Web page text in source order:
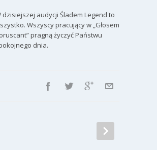
dzisiejszej audycji Śladem Legend to
Wszyscy pracujący w „Głosem
pragną życzyć Państwu
dnia.